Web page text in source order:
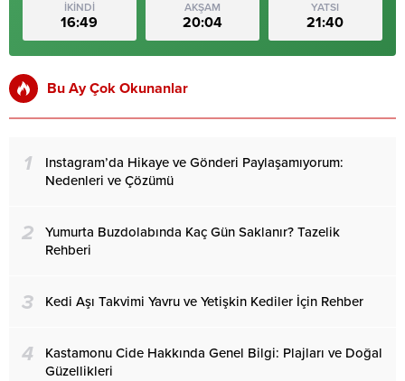
İKİNDİ
16:49
AKŞAM
20:04
YATSI
21:40
Bu Ay Çok Okunanlar
1
Instagram’da Hikaye ve Gönderi Paylaşamıyorum:
Nedenleri ve Çözümü
2
Yumurta Buzdolabında Kaç Gün Saklanır? Tazelik
Rehberi
3 Kedi Aşı Takvimi Yavru ve Yetişkin Kediler İçin Rehber
4
Kastamonu Cide Hakkında Genel Bilgi: Plajları ve Doğal
Güzellikleri